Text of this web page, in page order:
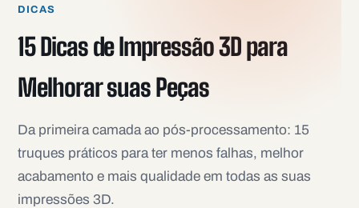
DICAS
15 Dicas de Impressão 3D para
Melhorar suas Peças
Da primeira camada ao pós-processamento: 15
truques práticos para ter menos falhas, melhor
acabamento e mais qualidade em todas as suas
impressões 3D.